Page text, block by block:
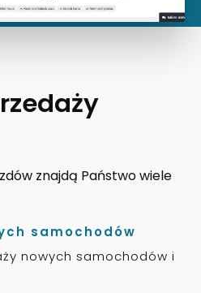
znajdą Państwo wiele
samochodów
nowych samochodów i